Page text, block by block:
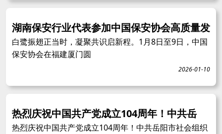
湖南保安行业代表参加中国保安协会高质量发
白鹭振翅正当时，凝聚共识启新程。1月8日至9日，中国
保安协会在福建厦门圆
2026-01-10
热烈庆祝中国共产党成立104周年！中共岳
热烈庆祝中国共产党成立104周年！中共岳阳市社会组织